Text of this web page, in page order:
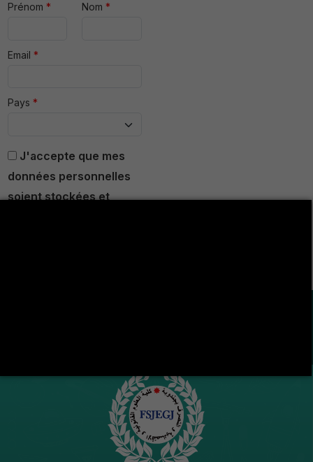
Prénom * Nom *
Email *
Pays *
J'accepte que mes
données personnelles
soient stockées et